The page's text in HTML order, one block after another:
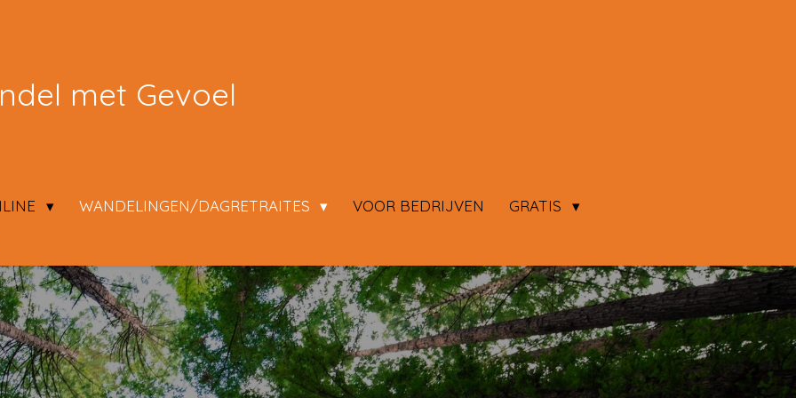
met Gevoel
WANDELINGEN/DAGRETRAITES VOOR BEDRIJVEN
GRATIS